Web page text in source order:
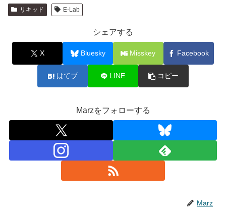
リキッド E-Lab
シェアする
X Bluesky Misskey Facebook
はてブ LINE コピー
Marzをフォローする
Marz